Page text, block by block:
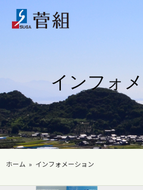
インフォ
ホーム インフォメーション